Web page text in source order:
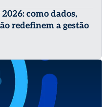
como dados,
redefinem a gestão